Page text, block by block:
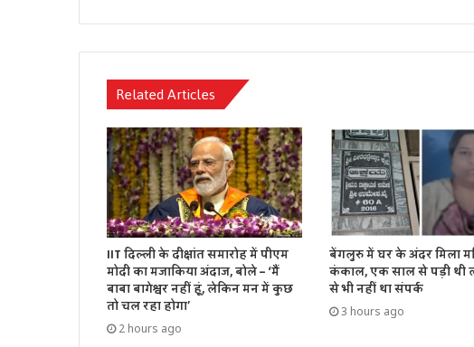
Related Articles
IIT दिल्ली के दीक्षांत समारोह में पीएम
मोदी का मजाकिया अंदाज, बोले – ‘मैं
बाबा बागेश्वर नहीं हूं, लेकिन मन में कुछ
तो चल रहा होगा’
2 hours ago
बेंगलुरु में घर के अंदर मिला
कंकाल, एक साल से पड़ी थी
से भी नहीं था संपर्क
3 hours ago